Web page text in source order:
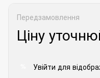
Передзамовлення
Ціну
Увійти для